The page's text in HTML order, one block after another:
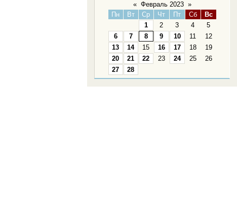
« Февраль 2023 »
Пн
Вт Ср Чт Пт Сб
Вс
1
2 3 4
5
6
7 8 9 10 11
12
13
14 15 16 17 18
19
20
21 22 23 24 25
26
27
28